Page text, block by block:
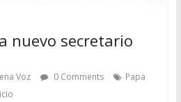
nuevo secretario
Voz 0 Comments
Papa